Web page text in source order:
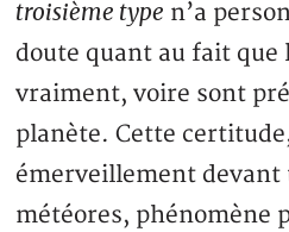
troisième type n’a
doute quant au fait que
vraiment, voire sont
planète. Cette
émerveillement devant
météores, phénomène